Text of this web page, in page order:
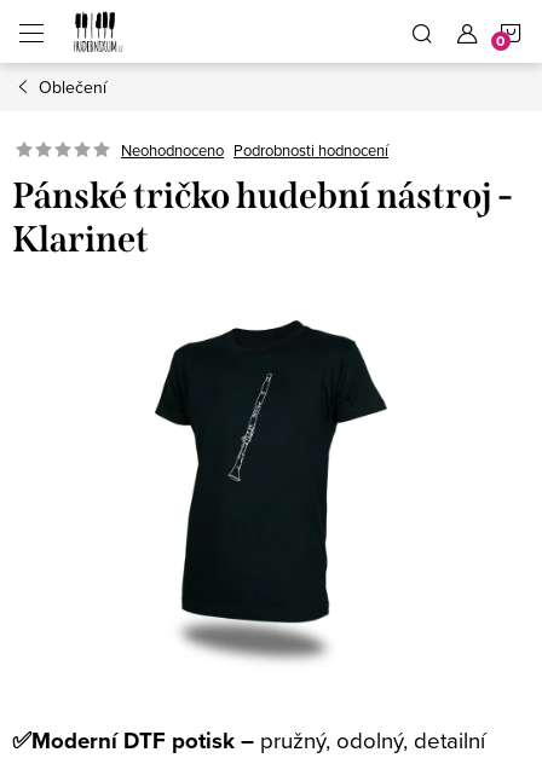
obsah
Oblečení
Neohodnoceno Podrobnosti hodnocení
Pánské tričko hudební nástroj -
Klarinet
✅Moderní DTF potisk – pružný, odolný, detailní